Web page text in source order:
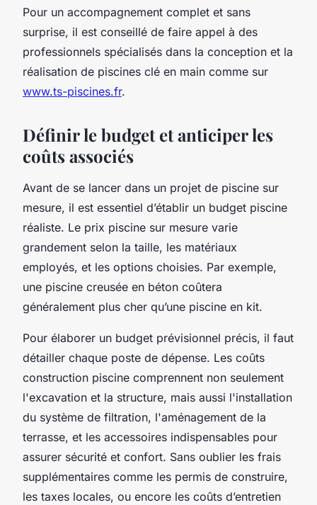
Pour un accompagnement complet et sans
surprise, il est conseillé de faire appel à des
professionnels spécialisés dans la conception et la
réalisation de piscines clé en main comme sur
www.ts-piscines.fr.
Définir le budget et anticiper les
coûts associés
Avant de se lancer dans un projet de piscine sur
mesure, il est essentiel d’établir un budget piscine
réaliste. Le prix piscine sur mesure varie
grandement selon la taille, les matériaux
employés, et les options choisies. Par exemple,
une piscine creusée en béton coûtera
généralement plus cher qu’une piscine en kit.
Pour élaborer un budget prévisionnel précis, il faut
détailler chaque poste de dépense. Les coûts
construction piscine comprennent non seulement
l'excavation et la structure, mais aussi l'installation
du système de filtration, l'aménagement de la
terrasse, et les accessoires indispensables pour
assurer sécurité et confort. Sans oublier les frais
supplémentaires comme les permis de construire,
les taxes locales, ou encore les coûts d’entretien